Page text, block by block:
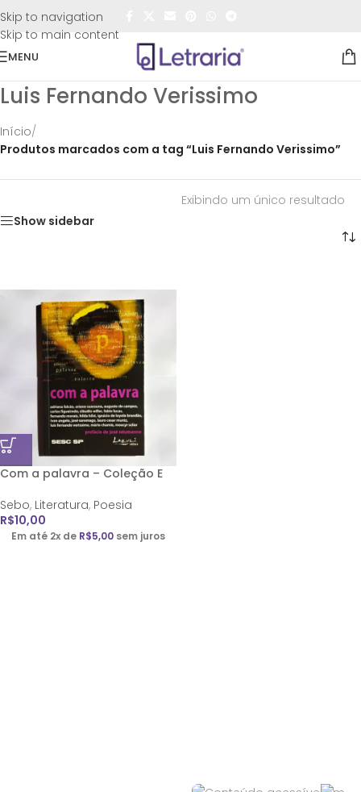
Skip to navigation
Skip to main content
FRETE GRÁTIS
MENU
Luis Fernando Verissimo
Início/
Produtos marcados com a tag “Luis Fernando Verissimo”
Show sidebar
Exibindo um único resultado
Com a palavra – Coleção E
Sebo, Literatura, Poesia
R$10,00
Em até 2x de R$5,00 sem juros